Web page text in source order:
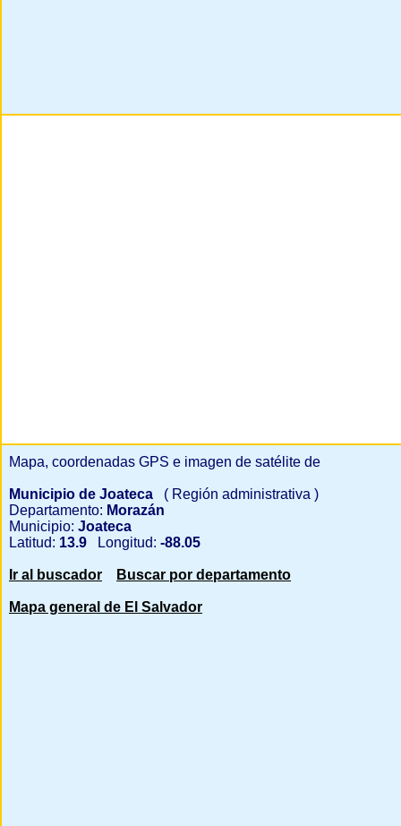
Mapa, coordenadas GPS e imagen de satélite de
Municipio de Joateca
( Región administrativa )
Departamento: Morazán
Municipio: Joateca
Latitud: 13.9 Longitud: -88.05
Ir al buscador Buscar por departamento
Mapa general de El Salvador